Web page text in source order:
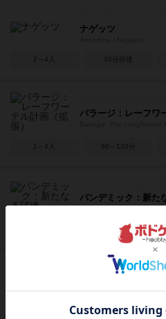
ナゲッツ
2～4人 30分前後
バラージ：レーフワ
1～4人 60～120分
パンデミック：新た
45分前後
Barrage
60～120分